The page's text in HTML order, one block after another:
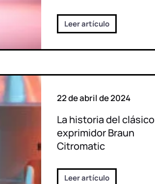
Leer artículo
22 de abril de 2024
La historia del clásico
exprimidor Braun
Citromatic
Leer artículo